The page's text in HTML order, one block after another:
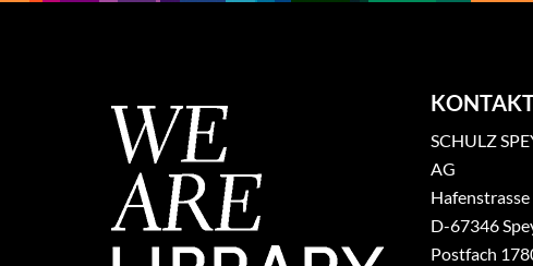
SCHULZ
AG
Hafenstrasse
​D-67346
Postfach